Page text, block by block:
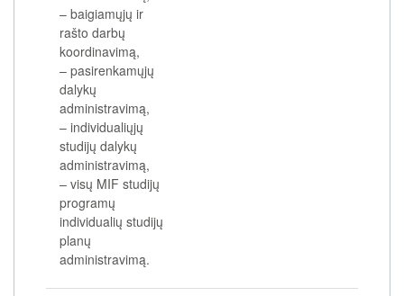
– baigiamųjų ir
rašto darbų
koordinavimą,
– pasirenkamųjų
dalykų
administravimą,
– individualiųjų
studijų dalykų
administravimą,
– visų MIF studijų
programų
individualių studijų
planų
administravimą.